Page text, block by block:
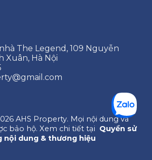
The Legend, 109 Nguyễn
Xuân, Hà Nội
AHS Property. Mọi nội dung và
bảo hộ. Xem chi tiết tại Quyền sử
nội dung & thương hiệu